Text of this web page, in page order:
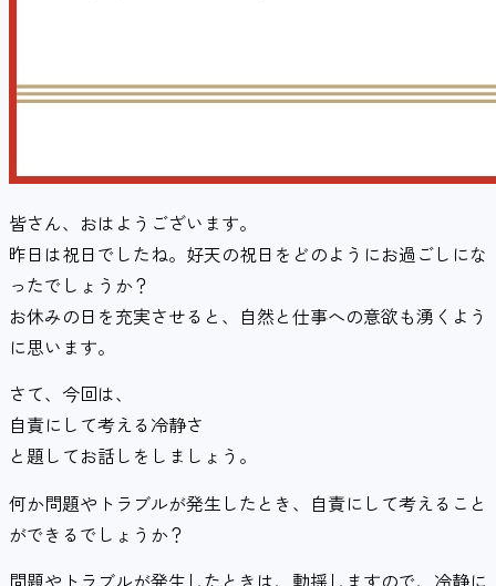
皆さん、おはようございます。
昨日は祝日でしたね。好天の祝日をどのようにお過ごしにな
ったでしょうか？
お休みの日を充実させると、自然と仕事への意欲も湧くよう
に思います。
さて、今回は、
自責にして考える冷静さ
と題してお話しをしましょう。
何か問題やトラブルが発生したとき、自責にして考えること
ができるでしょうか？
問題やトラブルが発生したときは、動揺しますので、冷静に